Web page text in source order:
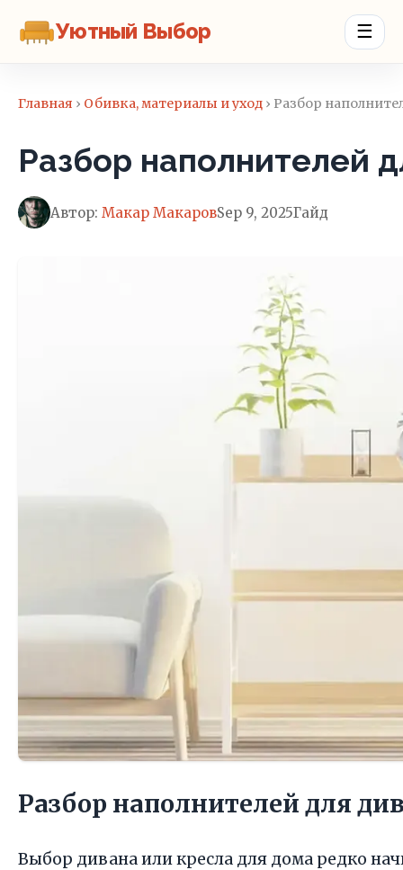
Уютный Выбор ☰
Главная › Обивка, материалы и уход › Разбор
Разбор наполнителей
Автор: Макар МакаровSep 9, 2025Гайд
Разбор наполнителей для
Выбор дивана или кресла для дома редко